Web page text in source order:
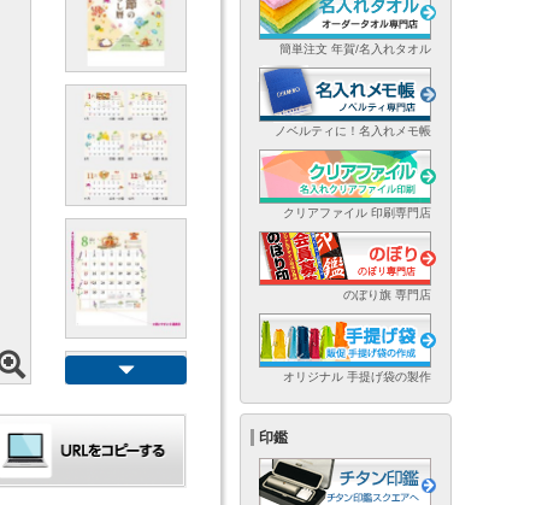
簡単注文 年賀/名入れタオル
ノベルティに！名入れメモ帳
クリアファイル 印刷専門店
のぼり旗 専門店
オリジナル 手提げ袋の製作
印鑑